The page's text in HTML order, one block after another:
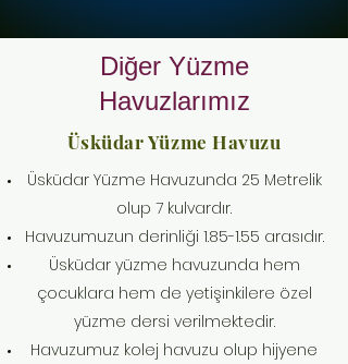
Diğer Yüzme
Havuzlarımız
Üsküdar Yüzme Havuzu
Üsküdar Yüzme Havuzunda 25 Metrelik
olup 7 kulvardır.
Havuzumuzun derinliği 1.85-1.55 arasıdır.
Üsküdar yüzme havuzunda hem
çocuklara hem de yetişinkilere özel
yüzme dersi verilmektedir.
Havuzumuz kolej havuzu olup hijyene